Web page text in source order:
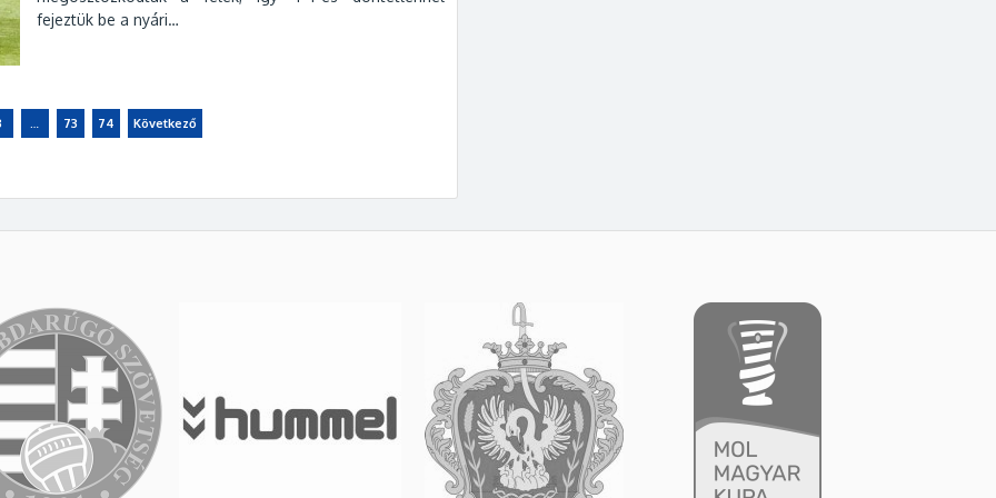
fejeztük be a nyári…
… 73 74 Következő